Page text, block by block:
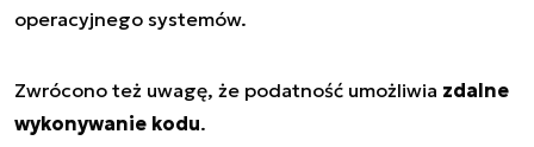
operacyjnego systemów.
Zwrócono też uwagę, że podatność umożliwia zdalne
wykonywanie kodu.